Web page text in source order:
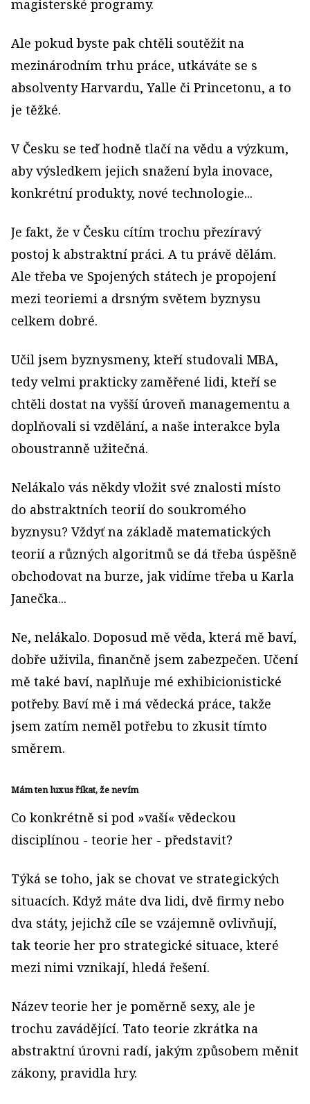
magisterské programy.
Ale pokud byste pak chtěli soutěžit na
mezinárodním trhu práce, utkáváte se s
absolventy Harvardu, Yalle či Princetonu, a to
je těžké.
V Česku se teď hodně tlačí na vědu a výzkum,
aby výsledkem jejich snažení byla inovace,
konkrétní produkty, nové technologie...
Je fakt, že v Česku cítím trochu přezíravý
postoj k abstraktní práci. A tu právě dělám.
Ale třeba ve Spojených státech je propojení
mezi teoriemi a drsným světem byznysu
celkem dobré.
Učil jsem byznysmeny, kteří studovali MBA,
tedy velmi prakticky zaměřené lidi, kteří se
chtěli dostat na vyšší úroveň managementu a
doplňovali si vzdělání, a naše interakce byla
oboustranně užitečná.
Nelákalo vás někdy vložit své znalosti místo
do abstraktních teorií do soukromého
byznysu? Vždyť na základě matematických
teorií a různých algoritmů se dá třeba úspěšně
obchodovat na burze, jak vidíme třeba u Karla
Janečka...
Ne, nelákalo. Doposud mě věda, která mě baví,
dobře uživila, finančně jsem zabezpečen. Učení
mě také baví, naplňuje mé exhibicionistické
potřeby. Baví mě i má vědecká práce, takže
jsem zatím neměl potřebu to zkusit tímto
směrem.
Mám ten luxus říkat, že nevím
Co konkrétně si pod »vaší« vědeckou
disciplínou - teorie her - představit?
Týká se toho, jak se chovat ve strategických
situacích. Když máte dva lidi, dvě firmy nebo
dva státy, jejichž cíle se vzájemně ovlivňují,
tak teorie her pro strategické situace, které
mezi nimi vznikají, hledá řešení.
Název teorie her je poměrně sexy, ale je
trochu zavádějící. Tato teorie zkrátka na
abstraktní úrovni radí, jakým způsobem měnit
zákony, pravidla hry.